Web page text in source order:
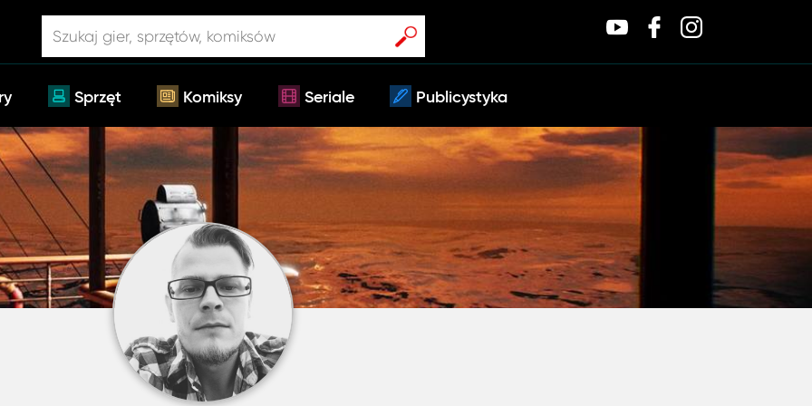
Sprzęt Komiksy Seriale Publicystyka